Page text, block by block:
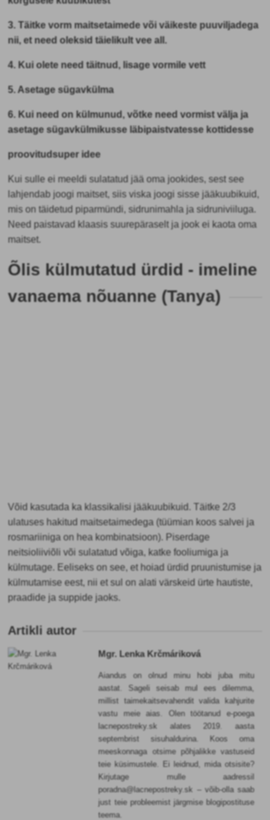
3. Täitke vorm maitsetaimede või väikeste puuviljadega
nii, et need oleksid täielikult vee all.
4. Kui olete need täitnud, lisage vormile vett
5. Asetage sügavkülma
6. Kui need on külmunud, võtke need vormist välja ja
asetage sügavkülmikusse läbipaistvatesse kottidesse
proovitudsuper idee
Kui sulle ei meeldi sulatatud jää oma jookides, sest see
lahjendab joogi maitset, siis viska joogi sisse jääkuubikuid,
mis on täidetud piparmündi, sidrunimahla ja sidruniviiluga.
Need paistavad klaasis suurepäraselt ja jook ei kaota oma
maitset.
Õlis külmutatud ürdid - imeline
vanaema nõuanne (Tanya)
Võid kasutada ka klassikalisi jääkuubikuid. Täitke 2/3
ulatuses hakitud maitsetaimedega (tüümian koos salvei ja
rosmariiniga on hea kombinatsioon). Piserdage
neitsioliiviõli või sulatatud võiga, katke fooliumiga ja
külmutage. Eeliseks on see, et hoiad ürdid pruunistumise ja
külmutamise eest, nii et sul on alati värskeid ürte hautiste,
praadide ja suppide jaoks.
Artikli autor
Mgr. Lenka Krčmáriková
Aiandus on olnud minu hobi juba mitu
aastat. Sageli seisab mul ees dilemma,
millist taimekaitsevahendit valida kahjurite
vastu meie aias. Olen töötanud e-poega
lacnepostreky.sk alates 2019. aasta
septembrist sisuhaldurina. Koos oma
meeskonnaga otsime põhjalikke vastuseid
teie küsimustele. Ei leidnud, mida otsisite?
Kirjutage mulle aadressil
poradna@lacnepostreky.sk – võib-olla saab
just teie probleemist järgmise blogipostituse
teema.